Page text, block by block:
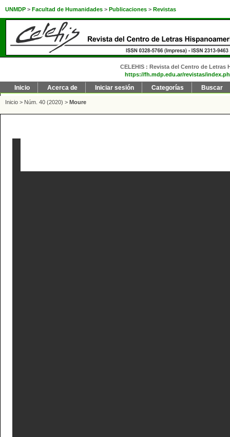
UNMDP > Facultad de Humanidades > Publicaciones > Revistas
CELEHIS : Revista del Centro de
https://fh.mdp.edu.ar/revistas/
Inicio Acerca de Iniciar sesión Categorías Buscar
Inicio > Núm. 40 (2020) > Moure